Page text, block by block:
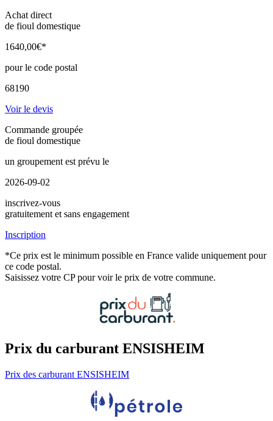
Achat direct
de fioul domestique
1640,00€*
pour le code postal
68190
Voir le devis
Commande groupée
de fioul domestique
un groupement est prévu le
2026-09-02
inscrivez-vous
gratuitement et sans engagement
Inscription
*Ce prix est le minimum possible en France valide uniquement pour
ce code postal.
Saisissez votre CP pour voir le prix de votre commune.
Prix du carburant ENSISHEIM
Prix des carburant ENSISHEIM